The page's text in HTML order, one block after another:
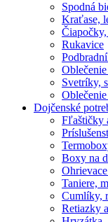
Spodná
Kraťase,
Rukavice
Svetríky,
Dojčenské
Fľaštičky
Boxy na
Taniere,
Cumlíky,
Retiazky